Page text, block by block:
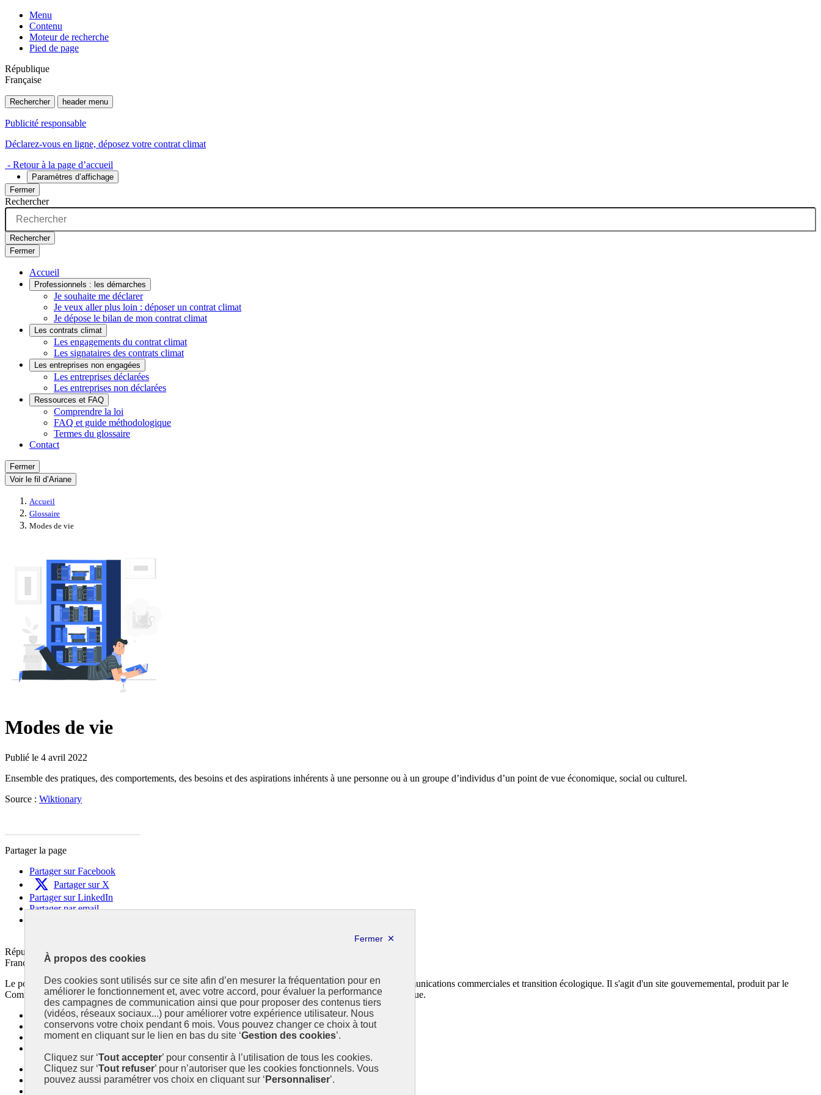
Menu
Contenu
Moteur de recherche
Pied de page
République
Française
Rechercher header menu
Publicité responsable
Déclarez-vous en ligne, déposez votre contrat climat
- Retour à la page d’accueil
Paramètres d’affichage
Fermer
Rechercher
Rechercher
Fermer
Accueil
Professionnels : les démarches
Je souhaite me déclarer
Je veux aller plus loin : déposer un contrat climat
Je dépose le bilan de mon contrat climat
Les contrats climat
Les engagements du contrat climat
Les signataires des contrats climat
Les entreprises non engagées
Les entreprises déclarées
Les entreprises non déclarées
Ressources et FAQ
Comprendre la loi
FAQ et guide méthodologique
Termes du glossaire
Contact
Fermer
Voir le fil d’Ariane
Accueil
Glossaire
Modes de vie
Modes de vie
Publié le 4 avril 2022
Ensemble des pratiques, des comportements, des besoins et des aspirations inhérents à une personne ou à un groupe d’individus d’un point de vue économique, social ou culturel.
Source : Wiktionary
Partager la page
Partager sur Facebook
Partager sur X
Partager sur LinkedIn
Partager par email
République
Française
Le portail est conçu pour être le point d'accès national à la déclaration et au dépôt des contrats climat communications commerciales et transition écologique. Il s'agit d'un site gouvernemental, produit par le
Commissariat général au développement durable (CGDD), direction du ministère de la Transition écologique.
info.gouv.fr- ouvre une nouvelle fenêtre
service-public.fr - ouvre une nouvelle fenêtre
legifrance.gouv.fr/- ouvre une nouvelle fenêtre
Plan du site
Accessibilité : partiellement conforme
À propos des cookies
Des cookies sont utilisés sur ce site afin d’en mesurer la fréquentation pour en
améliorer le fonctionnement et, avec votre accord, pour évaluer la performance
des campagnes de communication ainsi que pour proposer des contenus tiers
(vidéos, réseaux sociaux...) pour améliorer votre expérience utilisateur. Nous
conservons votre choix pendant 6 mois. Vous pouvez changer ce choix à tout
moment en cliquant sur le lien en bas du site ‘Gestion des cookies’.
Cliquez sur ‘Tout accepter’ pour consentir à l’utilisation de tous les cookies.
Cliquez sur ‘Tout refuser’ pour n’autoriser que les cookies fonctionnels. Vous
pouvez aussi paramétrer vos choix en cliquant sur ‘ Personnaliser’.